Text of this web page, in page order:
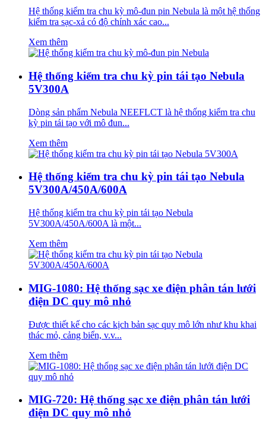
Hệ thống kiểm tra chu kỳ mô-đun pin Nebula là một hệ thống
kiểm tra sạc-xả có độ chính xác cao...
Xem thêm
Hệ thống kiểm tra chu kỳ pin tái tạo Nebula
5V300A
Dòng sản phẩm Nebula NEEFLCT là hệ thống kiểm tra chu
kỳ pin tái tạo với mô đun...
Xem thêm
Hệ thống kiểm tra chu kỳ pin tái tạo Nebula
5V300A/450A/600A
Hệ thống kiểm tra chu kỳ pin tái tạo Nebula
5V300A/450A/600A là một...
Xem thêm
MIG-1080: Hệ thống sạc xe điện phân tán lưới
điện DC quy mô nhỏ
Được thiết kế cho các kịch bản sạc quy mô lớn như khu khai
thác mỏ, cảng biển, v.v...
Xem thêm
MIG-720: Hệ thống sạc xe điện phân tán lưới
điện DC quy mô nhỏ